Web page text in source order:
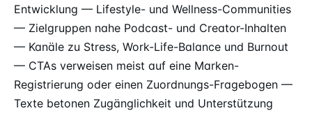
Entwicklung — Lifestyle- und Wellness-Communities
— Zielgruppen nahe Podcast- und Creator-Inhalten
— Kanäle zu Stress, Work-Life-Balance und Burnout
— CTAs verweisen meist auf eine Marken-
Registrierung oder einen Zuordnungs-Fragebogen —
Texte betonen Zugänglichkeit und Unterstützung